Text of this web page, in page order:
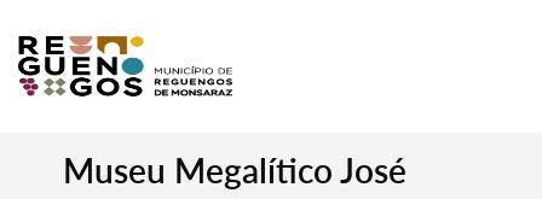
Museu Megalítico José